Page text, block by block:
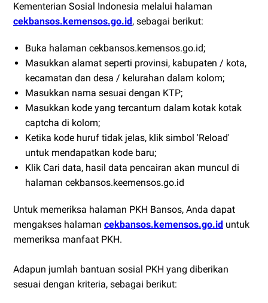
Kementerian Sosial Indonesia melalui halaman
cekbansos.kemensos.go.id , sebagai berikut:
Buka halaman cekbansos.kemensos.go.id;
Masukkan alamat seperti provinsi, kabupaten / kota,
kecamatan dan desa / kelurahan dalam kolom;
Masukkan nama sesuai dengan KTP;
Masukkan kode yang tercantum dalam kotak kotak
captcha di kolom;
Ketika kode huruf tidak jelas, klik simbol 'Reload'
untuk mendapatkan kode baru;
Klik Cari data, hasil data pencairan akan muncul di
halaman cekbansos.keemensos.go.id
Untuk memeriksa halaman PKH Bansos, Anda dapat
mengakses halaman cekbansos.kemensos.go.id untuk
memeriksa manfaat PKH.
Adapun jumlah bantuan sosial PKH yang diberikan
sesuai dengan kriteria, sebagai berikut: